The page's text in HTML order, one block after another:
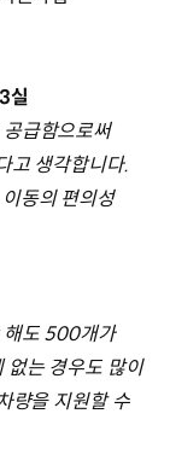
실
급함으로써
고 생각합니다.
동의 편의성
해도 500개가
없는 경우도 많이
량을 지원할 수